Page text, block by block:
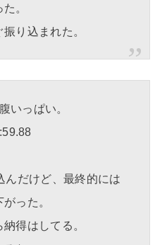
。
り込まれた。
いっぱい。
んだけど、最終的には
った。
得はしてる。